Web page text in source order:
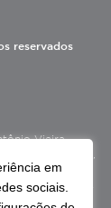
reservados
Vieira
filantrópica,
certificada
nas áreas
em
sociais.